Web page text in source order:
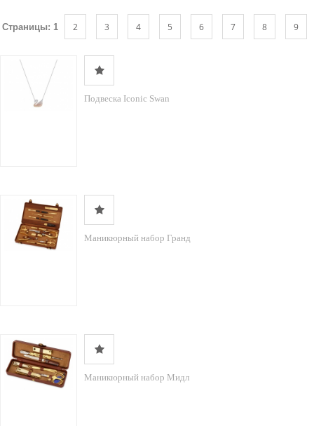
Страницы: 1 2 3 4 5 6 7 8 9
Подвеска Iconic Swan
Маникюрный набор Гранд
Маникюрный набор Мидл